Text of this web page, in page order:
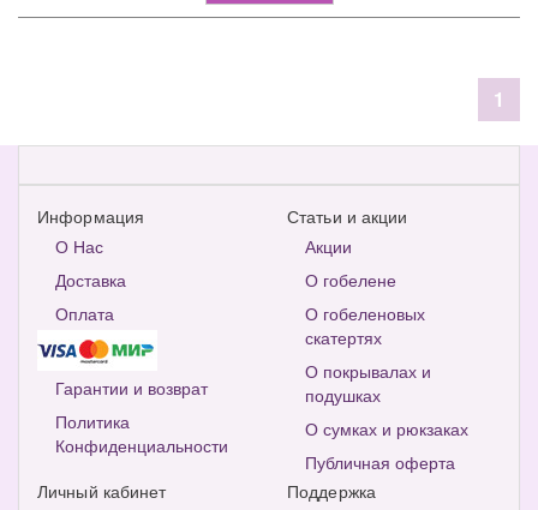
1
Информация
О Нас
Доставка
Оплата
Гарантии и возврат
Политика
Конфиденциальности
Статьи и акции
Акции
О гобелене
О гобеленовых
скатертях
О покрывалах и
подушках
О сумках и рюкзаках
Публичная оферта
Личный кабинет
Поддержка